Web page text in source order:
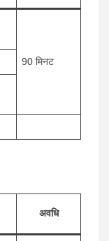
90 मिनट
अवधि